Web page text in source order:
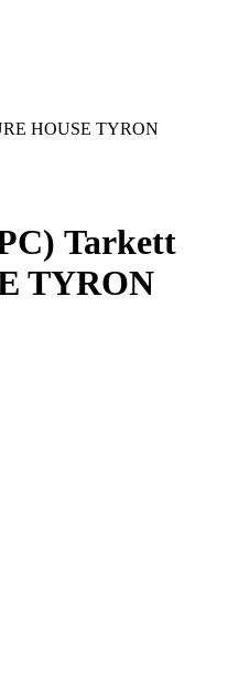
HOUSE TYRON
Tarkett
TYRON